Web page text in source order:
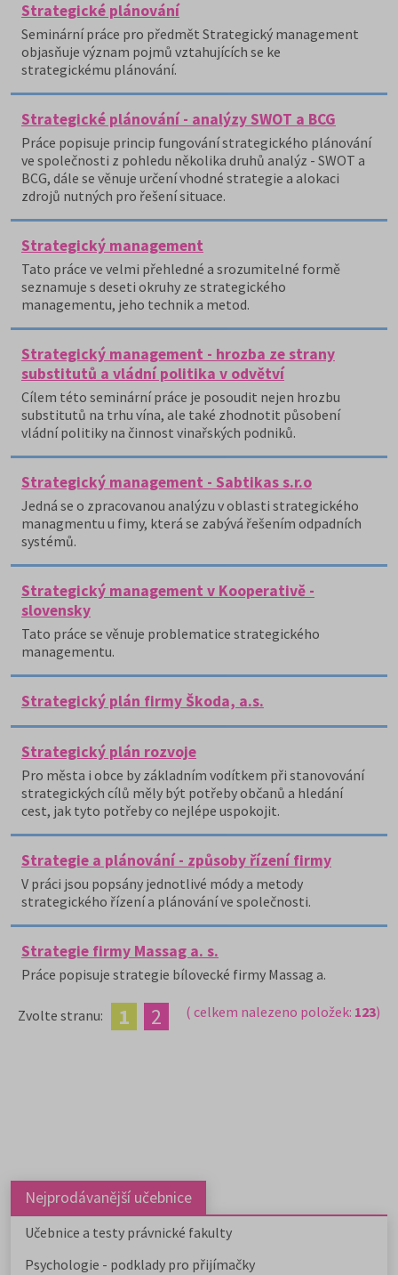
Strategické plánování
Seminární práce pro předmět Strategický management
objasňuje význam pojmů vztahujících se ke
strategickému plánování.
Strategické plánování - analýzy SWOT a BCG
Práce popisuje princip fungování strategického plánování
ve společnosti z pohledu několika druhů analýz - SWOT a
BCG, dále se věnuje určení vhodné strategie a alokaci
zdrojů nutných pro řešení situace.
Strategický management
Tato práce ve velmi přehledné a srozumitelné formě
seznamuje s deseti okruhy ze strategického
managementu, jeho technik a metod.
Strategický management - hrozba ze strany
substitutů a vládní politika v odvětví
Cílem této seminární práce je posoudit nejen hrozbu
substitutů na trhu vína, ale také zhodnotit působení
vládní politiky na činnost vinařských podniků.
Strategický management - Sabtikas s.r.o
Jedná se o zpracovanou analýzu v oblasti strategického
managmentu u fimy, která se zabývá řešením odpadních
systémů.
Strategický management v Kooperativě -
slovensky
Tato práce se věnuje problematice strategického
managementu.
Strategický plán firmy Škoda, a.s.
Strategický plán rozvoje
Pro města i obce by základním vodítkem při stanovování
strategických cílů měly být potřeby občanů a hledání
cest, jak tyto potřeby co nejlépe uspokojit.
Strategie a plánování - způsoby řízení firmy
V práci jsou popsány jednotlivé módy a metody
strategického řízení a plánování ve společnosti.
Strategie firmy Massag a. s.
Práce popisuje strategie bílovecké firmy Massag a.
Zvolte stranu: 1 2 ( celkem nalezeno položek: 123)
Nejprodávanější učebnice
Učebnice a testy právnické fakulty
Psychologie - podklady pro přijímačky